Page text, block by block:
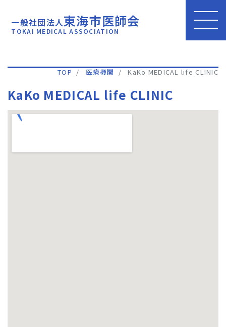
一般社団法人東海市医師会
TOKAI MEDICAL ASSOCIATION
TOP 医療機関 KaKo MEDICAL life CLINIC
KaKo MEDICAL life CLINIC